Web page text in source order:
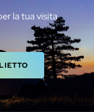
la tua visita
LEGGI LE FAQ